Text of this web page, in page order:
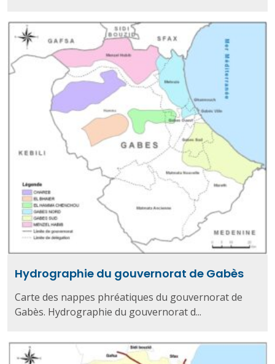
Hydrographie du gouvernorat de Gabès
Carte des nappes phréatiques du gouvernorat de
Gabès. Hydrographie du gouvernorat d...